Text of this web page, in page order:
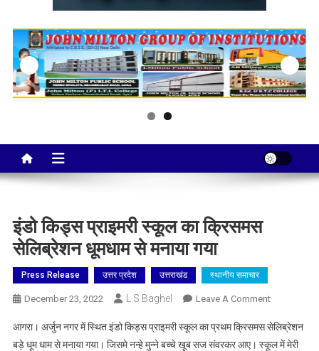
Taj City News
इंडो किड्स प्राइमरी स्कूल का क्रिसमस
सेलिब्रेशन धूमधाम से मनाया गया
Press Release उत्तर प्रदेश उत्तराखंड स्थानीय समाचार
December 23, 2022 L.S Baghel Leave A CommentOn
किड्स
प्राइमरी
आगरा। अर्जुन नगर में स्थित इंडो किड्स प्राइमरी स्कूल का प्रथम क्रिसमस सेलिब्रेशन
बड़े धूम धाम से मनाया गया। जिसमे नन्हे मुन्ने बच्चे खूब सज संवरकर आए। स्कूल में मेरी